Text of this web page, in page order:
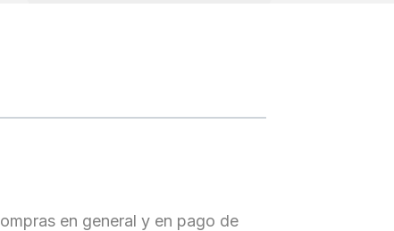
en general y en pago de